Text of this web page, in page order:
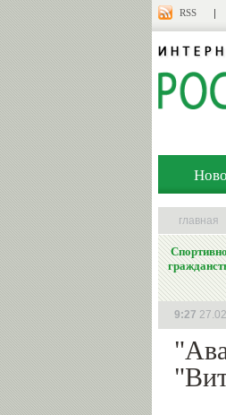
RSS
главная
9:27